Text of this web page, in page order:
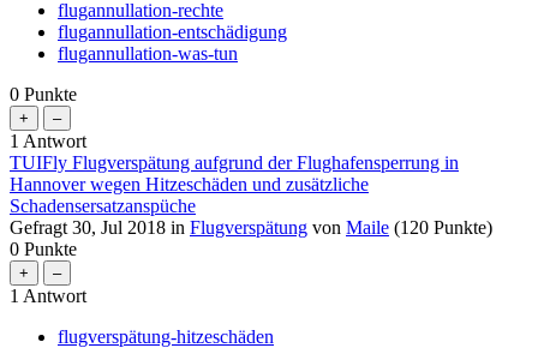
flugannullation-rechte
flugannullation-entschädigung
flugannullation-was-tun
0 Punkte
1 Antwort
TUIFly Flugverspätung aufgrund der Flughafensperrung in
Hannover wegen Hitzeschäden und zusätzliche
Schadensersatzanspüche
Gefragt 30, Jul 2018 in Flugverspätung von Maile (120 Punkte)
0 Punkte
1 Antwort
flugverspätung-hitzeschäden